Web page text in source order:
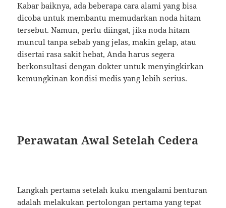
Kabar baiknya, ada beberapa cara alami yang bisa
dicoba untuk membantu memudarkan noda hitam
tersebut. Namun, perlu diingat, jika noda hitam
muncul tanpa sebab yang jelas, makin gelap, atau
disertai rasa sakit hebat, Anda harus segera
berkonsultasi dengan dokter untuk menyingkirkan
kemungkinan kondisi medis yang lebih serius.
Perawatan Awal Setelah Cedera
Langkah pertama setelah kuku mengalami benturan
adalah melakukan pertolongan pertama yang tepat